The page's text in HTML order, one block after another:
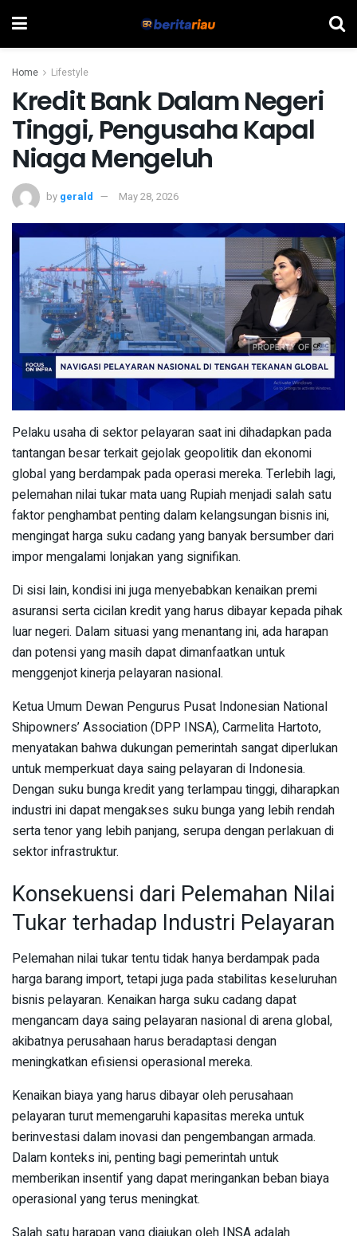
Home Lifestyle
Kredit Bank Dalam Negeri
Tinggi, Pengusaha Kapal
Niaga Mengeluh
by gerald May 28, 2026
Pelaku usaha di sektor pelayaran saat ini dihadapkan pada
tantangan besar terkait gejolak geopolitik dan ekonomi
global yang berdampak pada operasi mereka. Terlebih lagi,
pelemahan nilai tukar mata uang Rupiah menjadi salah satu
faktor penghambat penting dalam kelangsungan bisnis ini,
mengingat harga suku cadang yang banyak bersumber dari
impor mengalami lonjakan yang signifikan.
Di sisi lain, kondisi ini juga menyebabkan kenaikan premi
asuransi serta cicilan kredit yang harus dibayar kepada pihak
luar negeri. Dalam situasi yang menantang ini, ada harapan
dan potensi yang masih dapat dimanfaatkan untuk
menggenjot kinerja pelayaran nasional.
Ketua Umum Dewan Pengurus Pusat Indonesian National
Shipowners’ Association (DPP INSA), Carmelita Hartoto,
menyatakan bahwa dukungan pemerintah sangat diperlukan
untuk memperkuat daya saing pelayaran di Indonesia.
Dengan suku bunga kredit yang terlampau tinggi, diharapkan
industri ini dapat mengakses suku bunga yang lebih rendah
serta tenor yang lebih panjang, serupa dengan perlakuan di
sektor infrastruktur.
Konsekuensi dari Pelemahan Nilai
Tukar terhadap Industri Pelayaran
Pelemahan nilai tukar tentu tidak hanya berdampak pada
harga barang import, tetapi juga pada stabilitas keseluruhan
bisnis pelayaran. Kenaikan harga suku cadang dapat
mengancam daya saing pelayaran nasional di arena global,
akibatnya perusahaan harus beradaptasi dengan
meningkatkan efisiensi operasional mereka.
Kenaikan biaya yang harus dibayar oleh perusahaan
pelayaran turut memengaruhi kapasitas mereka untuk
berinvestasi dalam inovasi dan pengembangan armada.
Dalam konteks ini, penting bagi pemerintah untuk
memberikan insentif yang dapat meringankan beban biaya
operasional yang terus meningkat.